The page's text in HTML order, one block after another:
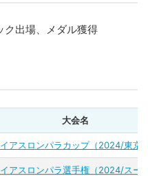
ク出場、メダル獲得
大会名
アスロンパラカップ（2024/東京
アスロンパラ選手権（2024/スー